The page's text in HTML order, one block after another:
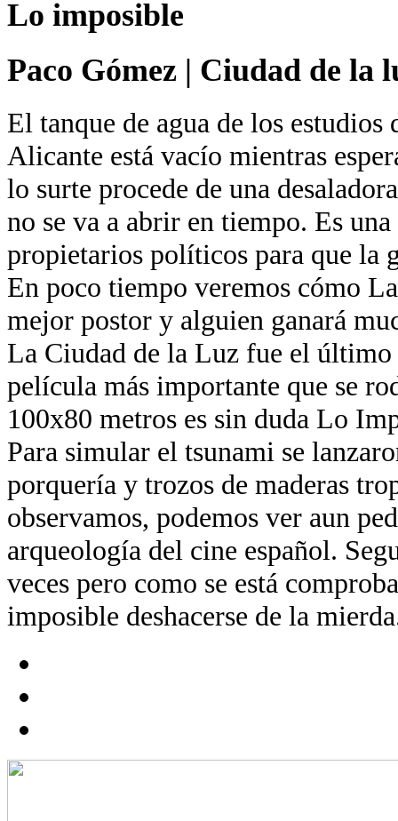
Lo imposible
Paco Gómez | Ciudad de la
El tanque de agua de los
Alicante está vacío mientras
lo surte procede de una
no se va a abrir en tiempo. Es
propietarios políticos para que la
En poco tiempo veremos cómo
mejor postor y alguien ganará
La Ciudad de la Luz fue el
película más importante que se
100x80 metros es sin duda Lo
Para simular el tsunami se
porquería y trozos de maderas
observamos, podemos ver aun
arqueología del cine español.
veces pero como se está
imposible deshacerse de la